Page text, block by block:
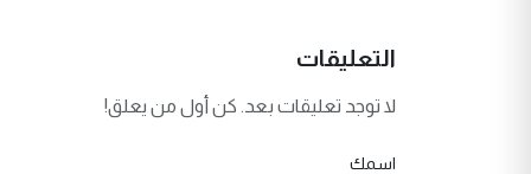
التعليقات
لا توجد تعليقات بعد. كن أول من يعلق!
اسمك